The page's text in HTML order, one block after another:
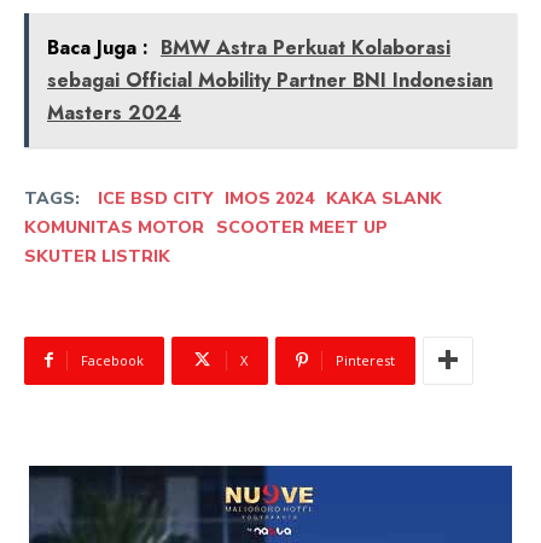
Baca Juga : BMW Astra Perkuat Kolaborasi
sebagai Official Mobility Partner BNI Indonesian
Masters 2024
TAGS: ICE BSD CITY IMOS 2024 KAKA SLANK
KOMUNITAS MOTOR SCOOTER MEET UP
SKUTER LISTRIK
Facebook X Pinterest